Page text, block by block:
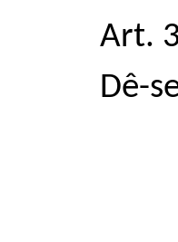
Art.
Dê-